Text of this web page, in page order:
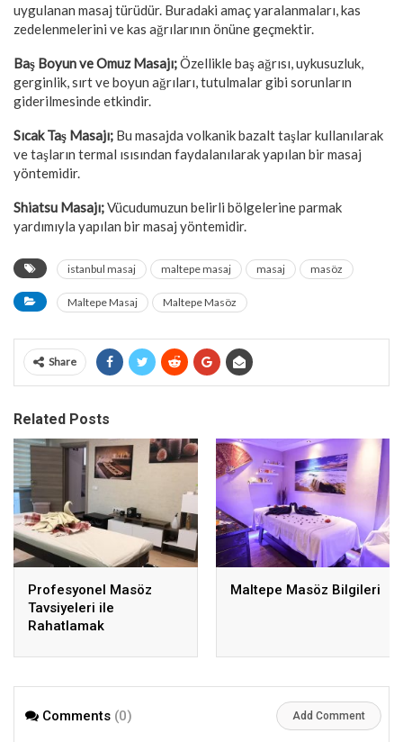
uygulanan masaj türüdür. Buradaki amaç yaralanmaları, kas
zedelenmelerini ve kas ağrılarının önüne geçmektir.
Baş Boyun ve Omuz Masajı;Özellikle baş ağrısı, uykusuzluk,
gerginlik, sırt ve boyun ağrıları, tutulmalar gibi sorunların
giderilmesinde etkindir.
Sıcak Taş Masajı; Bu masajda volkanik bazalt taşlar kullanılarak
ve taşların termal ısısından faydalanılarak yapılan bir masaj
yöntemidir.
Shiatsu Masajı;Vücudumuzun belirli bölgelerine parmak
yardımıyla yapılan bir masaj yöntemidir.
istanbul masaj maltepe masaj masaj masöz
Maltepe Masaj Maltepe Masöz
Share
Related Posts
Profesyonel Masöz
Tavsiyeleri ile
Rahatlamak
Maltepe Masöz Bilgileri
Comments (0) Add Comment